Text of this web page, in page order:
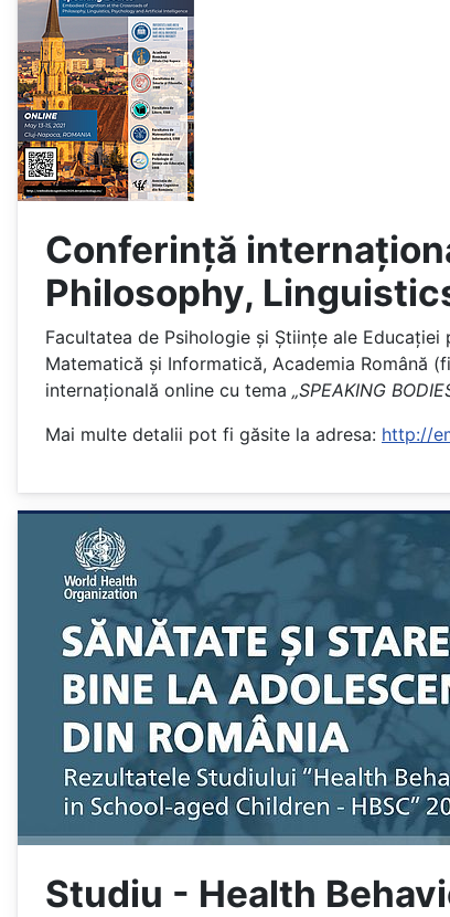
Conferință
Philosophy,
Facultatea de Psihologie și Științe ale Educației
Matematică și Informatică, Academia Română
internațională online cu tema „SPEAKING
Mai multe detalii pot fi găsite la adresa: http://
Studiu - Health